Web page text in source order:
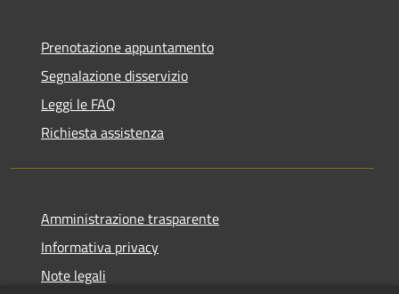
Prenotazione appuntamento
Segnalazione disservizio
Leggi le FAQ
Richiesta assistenza
Amministrazione trasparente
Informativa privacy
Note legali